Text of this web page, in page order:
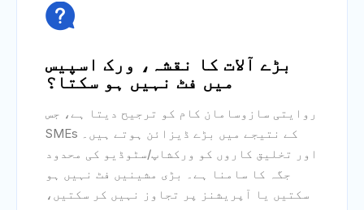

بڑے آلات کا نقشہ، ورک اسپیس
میں فٹ نہیں ہو سکتا؟
روایتی سازوسامان کام کو ترجیح دیتا ہے، جس
کے نتیجے میں بڑے ڈیزائن ہوتے ہیں۔ SMEs
اور تخلیق کاروں کو ورکشاپ/سٹوڈیو کی محدود
جگہ کا سامنا ہے۔ بڑی مشینیں فٹ نہیں ہو
سکتیں یا آپریشنز پر تجاوز نہیں کر سکتیں،